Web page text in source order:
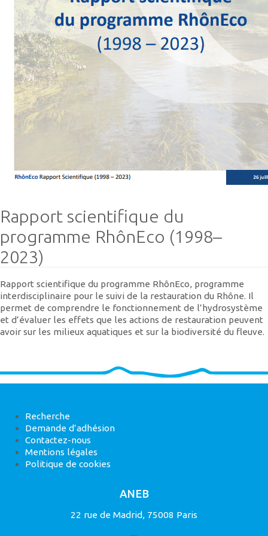
Rapport scientifique du
programme RhônEco (1998–
2023)
Rapport scientifique du programme RhônEco, programme
interdisciplinaire pour le suivi de la restauration du Rhône. Il
permet de comprendre le fonctionnement de l’hydrosystème
et d’évaluer les effets que les actions de restauration peuvent
avoir sur les milieux aquatiques et sur la biodiversité du fleuve.
Recherche
Demande d’adhésion
Contactez-nous
Mentions légales
Politique de cookies
ANEB
22 rue de Madrid, 75008 Paris